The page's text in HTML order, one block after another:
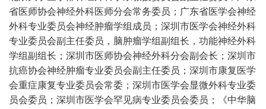
省医师协会神经外科医师分会常务委员；广东省医学会神经
外科专业委员会神经肿瘤学组成员；深圳市医学会神经外科
专业委员会副主任委员，脑肿瘤学组副组长，功能神经外科
学组副组长；深圳市医师协会神经外科分会副会长；深圳市
抗癌协会神经肿瘤专业委员会副主任委员；深圳市康复医学
会重症康复专业委员会常委；深圳市医学会显微外科专业委
员会委员；深圳市医学会罕见病专业委员会委员；《中华脑